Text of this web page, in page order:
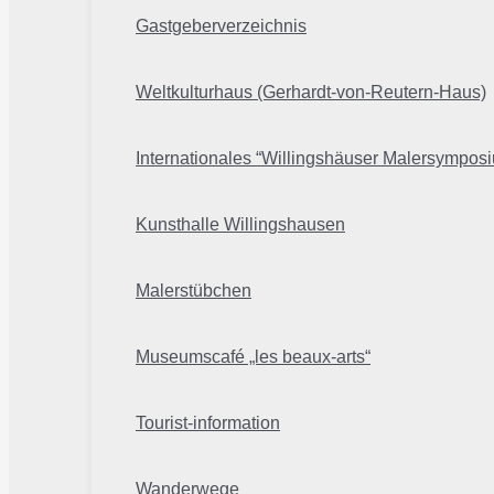
Gastgeberverzeichnis
Weltkulturhaus (Gerhardt-von-Reutern-Haus)
Internationales “Willingshäuser
Kunsthalle Willingshausen
Malerstübchen
Museumscafé „les beaux-arts“
Tourist-information
Wanderwege